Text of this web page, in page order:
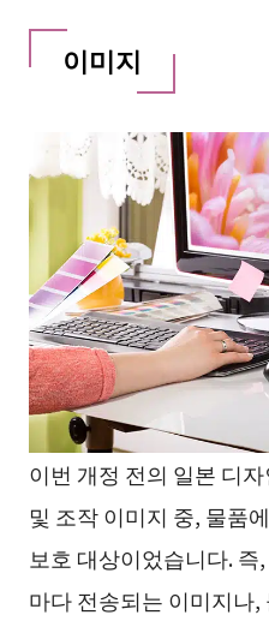
이미지
이번 개정 전의 일본 디
및 조작 이미지 중, 물품
보호 대상이었습니다.
마다 전송되는 이미지나